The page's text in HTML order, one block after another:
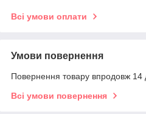
Всі умови оплати
Умови повернення
Повернення товару впродовж 14
Всі умови повернення